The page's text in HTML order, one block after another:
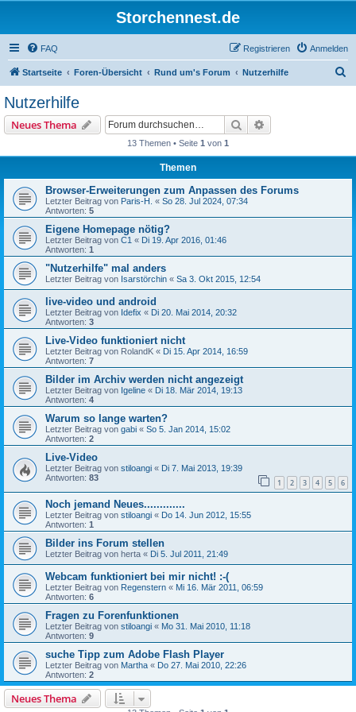
Storchennest.de
FAQ Anmelden
Registrieren
Startseite Foren-Übersicht Rund um's Forum Nutzerhilfe
Nutzerhilfe
Neues Thema Suche
13 Themen • Seite 1 von 1
Themen
Browser-Erweiterungen zum Anpassen des Forums
Letzter Beitrag von Paris-H. « So 28. Jul 2024, 07:34
Antworten: 5
Eigene Homepage nötig?
Letzter Beitrag von C1 « Di 19. Apr 2016, 01:46
Antworten: 1
"Nutzerhilfe" mal anders
Letzter Beitrag von Isarstörchin « Sa 3. Okt 2015, 12:54
live-video und android
Letzter Beitrag von Idefix « Di 20. Mai 2014, 20:32
Antworten: 3
Live-Video funktioniert nicht
Letzter Beitrag von RolandK « Di 15. Apr 2014, 16:59
Antworten: 7
Bilder im Archiv werden nicht angezeigt
Letzter Beitrag von Igeline « Di 18. Mär 2014, 19:13
Antworten: 4
Warum so lange warten?
Letzter Beitrag von gabi « So 5. Jan 2014, 15:02
Antworten: 2
Live-Video
Letzter Beitrag von stiloangi « Di 7. Mai 2013, 19:39
Antworten: 83 1 2 3 4 5 6
Noch jemand Neues.............
Letzter Beitrag von stiloangi « Do 14. Jun 2012, 15:55
Antworten: 1
Bilder ins Forum stellen
Letzter Beitrag von herta « Di 5. Jul 2011, 21:49
Webcam funktioniert bei mir nicht! :-(
Letzter Beitrag von Regenstern « Mi 16. Mär 2011, 06:59
Antworten: 6
Fragen zu Forenfunktionen
Letzter Beitrag von stiloangi « Mo 31. Mai 2010, 11:18
Antworten: 9
suche Tipp zum Adobe Flash Player
Letzter Beitrag von Martha « Do 27. Mai 2010, 22:26
Antworten: 2
Neues Thema